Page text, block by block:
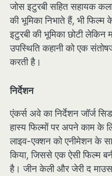
जोस इटुरबी सहित सहायक
की भूमिका निभाते हैं, भी
इटुरबी की भूमिका छोटी लेकिन
उपस्थिति कहानी को एक
करती है।
निर्देशन
एंकर्स अवे का निर्देशन जॉर्ज
हास्य फिल्मों पर अपने काम के
लाइव-एक्शन को एनीमेशन के
किया, जिससे एक ऐसी फिल्म
है। जीन केली और जेरी द